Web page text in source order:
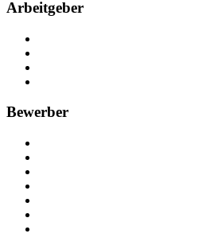
Arbeitgeber
Bewerber